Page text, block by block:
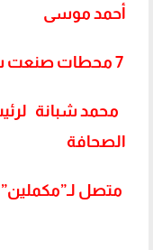
أحمد موسى
7 محطات صنعت شهرة أبلة فاهيتا
محمد شبانة
الصحافة
متصل